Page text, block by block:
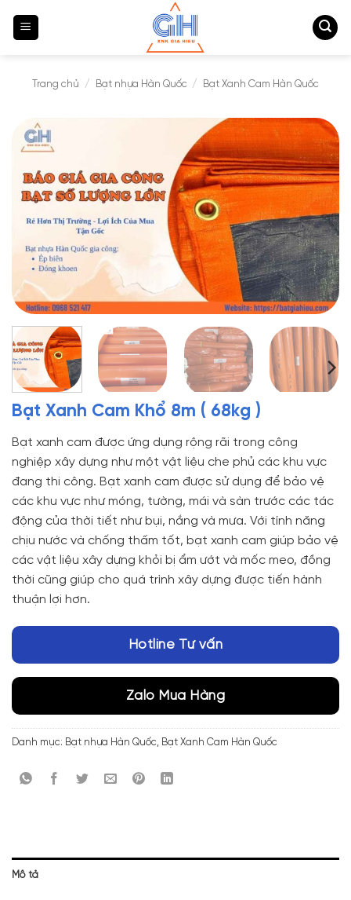
qua
Trang chủ / Bạt nhựa Hàn Quốc / Bạt Xanh Cam Hàn Quốc
Bạt Xanh Cam Khổ 8m ( 68kg )
Bạt xanh cam được ứng dụng rộng rãi trong công
nghiệp xây dựng như một vật liệu che phủ các khu vực
đang thi công. Bạt xanh cam được sử dụng để bảo vệ
các khu vực như móng, tường, mái và sàn trước các tác
động của thời tiết như bụi, nắng và mưa. Với tính năng
chịu nước và chống thấm tốt, bạt xanh cam giúp bảo vệ
các vật liệu xây dựng khỏi bị ẩm ướt và mốc meo, đồng
thời cũng giúp cho quá trình xây dựng được tiến hành
thuận lợi hơn.
Hotline Tư vấn
Zalo Mua Hàng
Danh mục: Bạt nhựa Hàn Quốc, Bạt Xanh Cam Hàn Quốc
Mô tả